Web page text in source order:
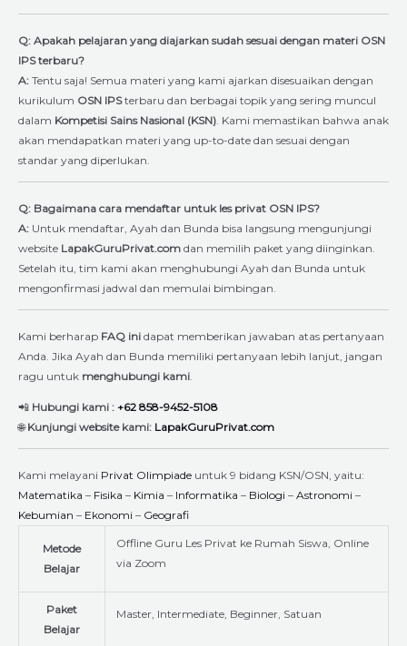
Q: Apakah pelajaran yang diajarkan sudah sesuai dengan materi OSN
IPS terbaru?
A: Tentu saja! Semua materi yang kami ajarkan disesuaikan dengan
kurikulum OSN IPSterbaru dan berbagai topik yang sering muncul
dalam Kompetisi Sains Nasional (KSN) . Kami memastikan bahwa anak
akan mendapatkan materi yang up-to-date dan sesuai dengan
standar yang diperlukan.
Q: Bagaimana cara mendaftar untuk les privat OSN IPS?
A: Untuk mendaftar, Ayah dan Bunda bisa langsung mengunjungi
website LapakGuruPrivat.com dan memilih paket yang diinginkan.
Setelah itu, tim kami akan menghubungi Ayah dan Bunda untuk
mengonfirmasi jadwal dan memulai bimbingan.
Kami berharap FAQ ini dapat memberikan jawaban atas pertanyaan
Anda. Jika Ayah dan Bunda memiliki pertanyaan lebih lanjut, jangan
ragu untuk menghubungi kami
📲 Hubungi kami : +62 858-9452-5108
🌐Kunjungi website kami: LapakGuruPrivat.com
Kami melayani Privat Olimpiade untuk 9 bidang KSN/OSN, yaitu:
Matematika – Fisika – Kimia – Informatika – Biologi – Astronomi –
Kebumian – Ekonomi – Geografi
Metode
Belajar
Offline Guru Les Privat ke Rumah Siswa, Online
via Zoom
Paket
Belajar
Master, Intermediate, Beginner, Satuan